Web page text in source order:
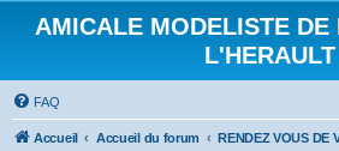
AMICALE MODELISTE DE
L'HERAULT
FAQ
Accueil Accueil du forum RENDEZ VOUS DE